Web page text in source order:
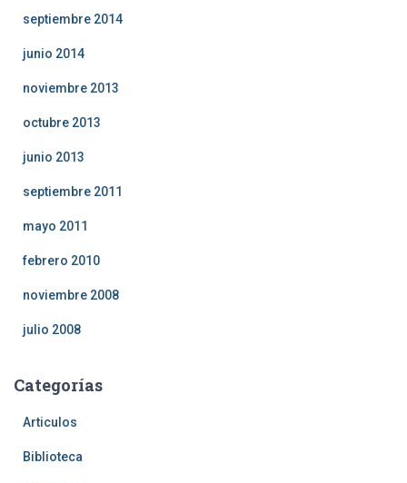
septiembre 2014
junio 2014
noviembre 2013
octubre 2013
junio 2013
septiembre 2011
mayo 2011
febrero 2010
noviembre 2008
julio 2008
Categorías
Articulos
Biblioteca